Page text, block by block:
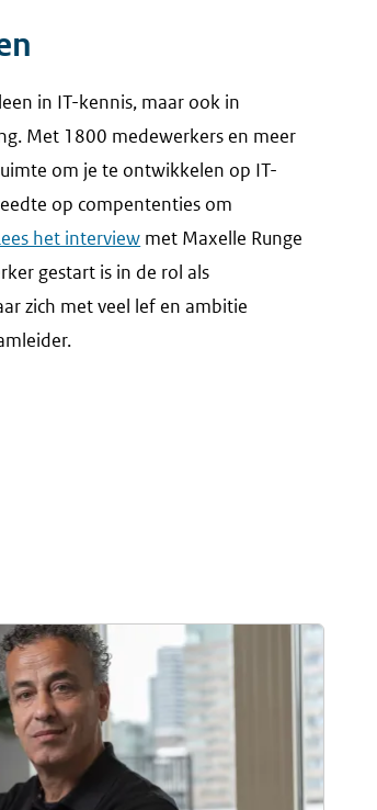
in IT-kennis, maar ook in
Met 1800 medewerkers en meer
om je te ontwikkelen op IT-
op compententies om
het interview met Maxelle Runge
gestart is in de rol als
zich met veel lef en ambitie